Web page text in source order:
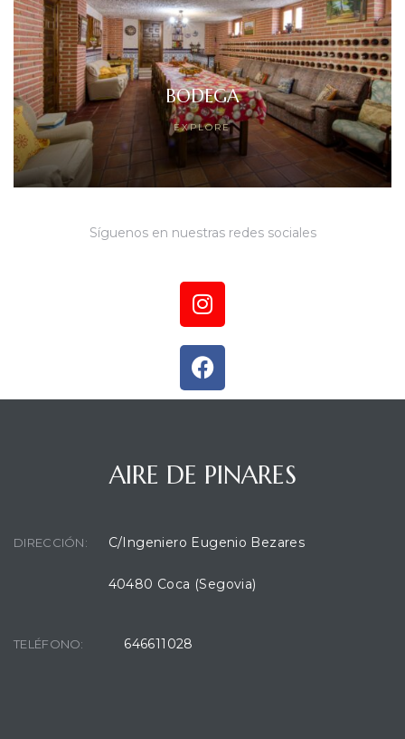
BODEGA
EXPLORE
Síguenos en nuestras redes sociales
AIRE DE PINARES
DIRECCIÓN: C/Ingeniero Eugenio Bezares
40480 Coca (Segovia)
TELÉFONO: 646611028